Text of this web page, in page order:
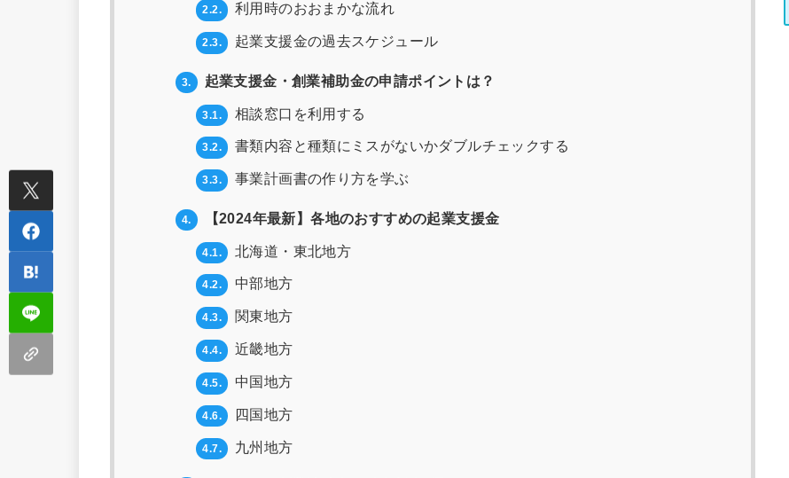
2.2. 利用時のおおまかな流れ
2.3. 起業支援金の過去スケジュール
3. 起業支援金・創業補助金の申請ポイントは？
3.1. 相談窓口を利用する
3.2. 書類内容と種類にミスがないかダブルチェックする
3.3. 事業計画書の作り方を学ぶ
4. 【2024年最新】各地のおすすめの起業支援金
4.1. 北海道・東北地方
4.2. 中部地方
4.3. 関東地方
4.4. 近畿地方
4.5. 中国地方
4.6. 四国地方
4.7. 九州地方